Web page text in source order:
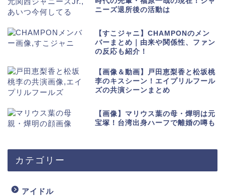
ニーズ退所後の活動は
【すこジャニ】CHAMPONのメン
バーまとめ｜由来や関係性、ファン
の反応も紹介！
【画像＆動画】戸田恵梨香と松坂桃
李のキスシーン！エイプリルフール
ズの共演シーンまとめ
【画像】マリウス葉の母・燁明は元
宝塚！台湾出身ハーフで離婚の噂も
カテゴリー
アイドル